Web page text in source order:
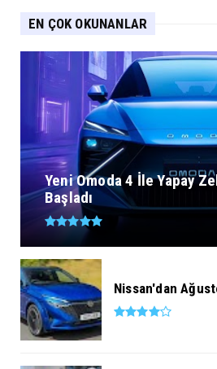
EN ÇOK OKUNANLAR
Yeni Omoda 4 İle Yapay
Başladı
Nissan'dan